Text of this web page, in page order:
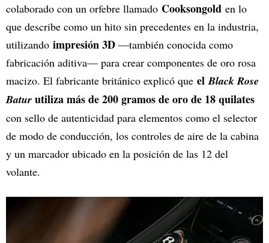
colaborado con un orfebre llamado Cooksongold en lo
que describe como un hito sin precedentes en la industria,
utilizando impresión 3D —también conocida como
fabricación aditiva— para crear componentes de oro rosa
macizo. El fabricante británico explicó que elBlack Rose
Batur utiliza más de 200 gramos de oro de 18 quilates
con sello de autenticidad para elementos como el selector
de modo de conducción, los controles de aire de la cabina
y un marcador ubicado en la posición de las 12 del
volante.